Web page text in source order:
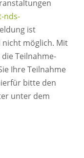
nds-
ist
nicht möglich. Mit
Teilnahme-
Ihre Teilnahme
bitte den
unter dem